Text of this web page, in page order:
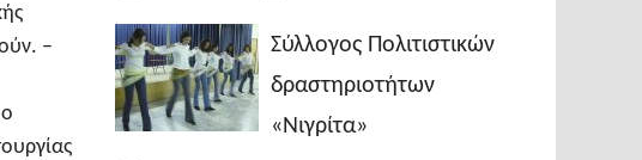
–
Σύλλογος Πολιτιστικών
δραστηριοτήτων
«Νιγρίτα»